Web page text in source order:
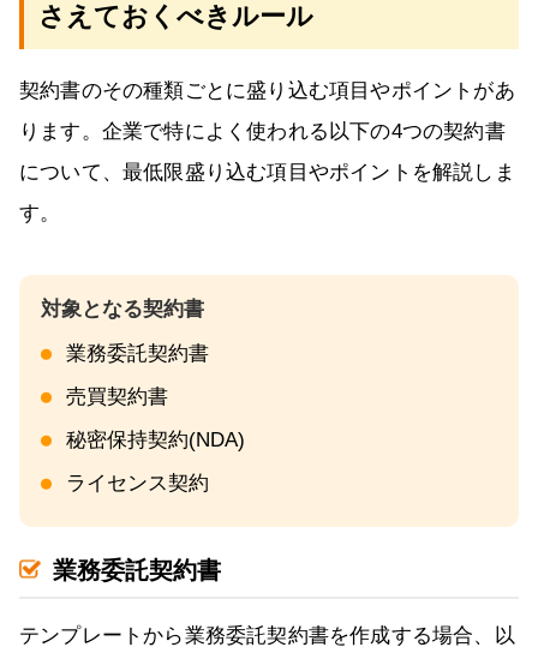
さえておくべきルール
契約書のその種類ごとに盛り込む項目やポイントがあ
ります。企業で特によく使われる以下の4つの契約書
について、最低限盛り込む項目やポイントを解説しま
す。
業務委託契約書
売買契約書
秘密保持契約(NDA)
ライセンス契約
業務委託契約書
テンプレートから業務委託契約書を作成する場合、以